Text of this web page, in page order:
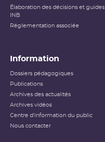
Élaboration des décisions et guides
INB
Réglementation associée
Information
Dossiers pédagogiques
Publications
Archives des actualités
Archives vidéos
Centre d'information du public
Nous contacter